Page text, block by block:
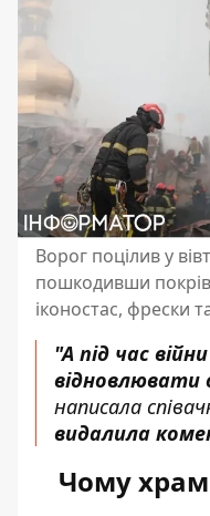
Ворог поцілив у
пошкодивши
іконостас, фрески
"А під час
відновлювати
написала
видалила
Чому храм